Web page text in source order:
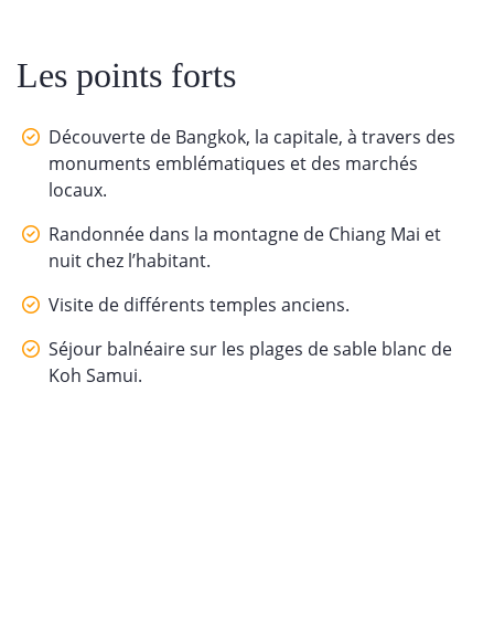
Les points forts
Découverte de Bangkok, la capitale, à travers des
monuments emblématiques et des marchés
locaux.
Randonnée dans la montagne de Chiang Mai et
nuit chez l’habitant.
Visite de différents temples anciens.
Séjour balnéaire sur les plages de sable blanc de
Koh Samui.